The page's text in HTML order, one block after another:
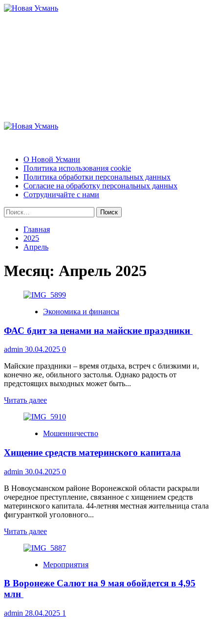
Перейти
Основное
О Новой Усмани
Политика использования cookie
Политика обработки персональных данных
Согласие на обработку персональных данных
Сотрудничайте с нами
Найти:
Главная
2025
Апрель
Месяц: Апрель 2025
Экономика и финансы
ФАС бдит за ценами на майские праздники
admin 30.04.2025 0
Майские праздники – время отдыха, встреч с близкими и,
конечно же, обильного застолья. Однако радость от
предстоящих выходных может быть...
Читать далееПрочитать
бдит
ценами
майские
Мошенничество
Хищение средств материнского капитала
admin 30.04.2025 0
В Новоусманском районе Воронежской области раскрыли
очередное преступление, связанное с хищением средств
материнского капитала. 44-летняя местная жительница стала
фигуранткой уголовного...
Читать далееПрочитать
средств
капитала
Мероприятия
В Воронеже Салют на 9 мая обойдется в 4,95
млн
admin 28.04.2025 1